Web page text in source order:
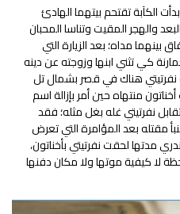
الكآبة تقتحم بيتهما الهادئ
والهجر المقيت وتناسا المحبان
مداه؛ بعد الزيارة التي
كي تثني ابنها وزوجته عن دينه
هناك في قصر بشمال تل
منتهاه حين أمر بإزالة اسم
نفرتيتي غله بغل مثله؛ فقد
مقتله بعد المؤامرة التي تعرض
مدتها لحقت نفرتيتي بأخناتون،
لا كيفية موتها ولا مكان دفنها